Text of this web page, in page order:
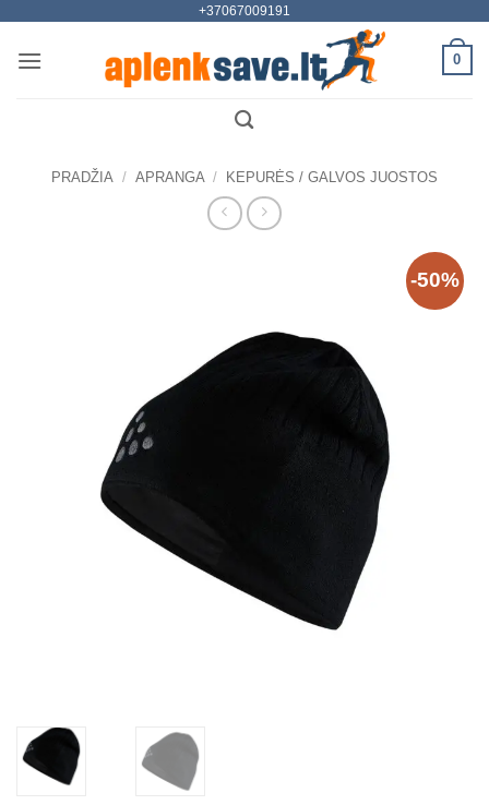
content
+37067009191
0
PRADŽIA / APRANGA / KEPURĖS / GALVOS JUOSTOS
-50%